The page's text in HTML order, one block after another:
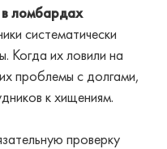
ломбардах
систематически
Когда их ловили на
проблемы с долгами,
к хищениям.
проверку